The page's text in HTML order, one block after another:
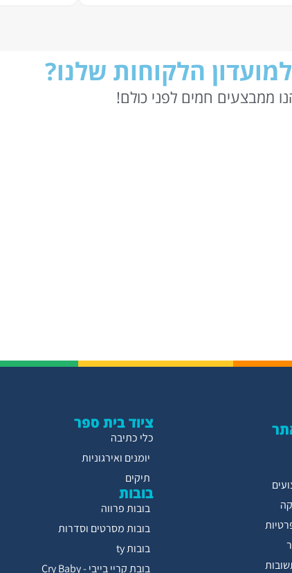
הלקוחות שלנו?
ממבצעים חמים לפני כולם!
ציוד בית ספר
כלי כתיבה
יומנים ואירגוניות
תיקים
בובות
בובות פרווה
בובות מסרטים וסדרות
בובות ty
בובת קריי בייבי - Cry Baby